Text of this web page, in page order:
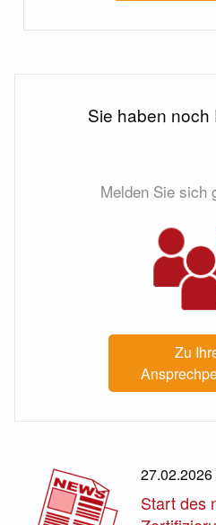
Sie haben noch
Melden Sie sich
Zu
Start des